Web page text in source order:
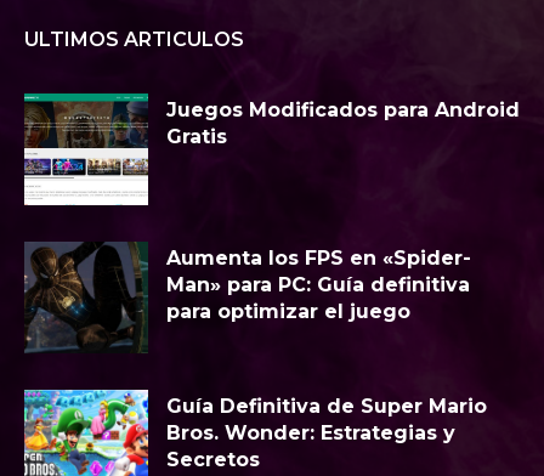
ULTIMOS ARTICULOS
Juegos Modificados para Android
Gratis
Aumenta los FPS en «Spider-
Man» para PC: Guía definitiva
para optimizar el juego
Guía Definitiva de Super Mario
Bros. Wonder: Estrategias y
Secretos